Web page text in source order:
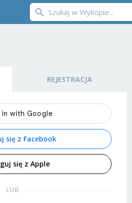
REJESTRACJA
się z Facebook
się z Apple
LUB